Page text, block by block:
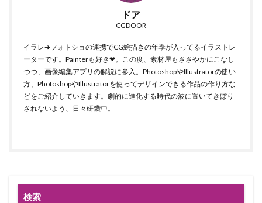
ドア
CGDOOR
イラレ➔フォトショの連携でCG絵描きの年季が入ってるイラストレ
ーターです。Painterも好き❤。この度、素材屋もささやかにこなし
つつ、画像編集アプリの解説に参入。PhotoshopやIllustratorの使い
方、PhotoshopやIllustratorを使ってデザインできる作品の作り方な
どをご紹介していきます。劇的に進化する時代の波に置いてきぼり
されないよう、日々研鑽中。
検索